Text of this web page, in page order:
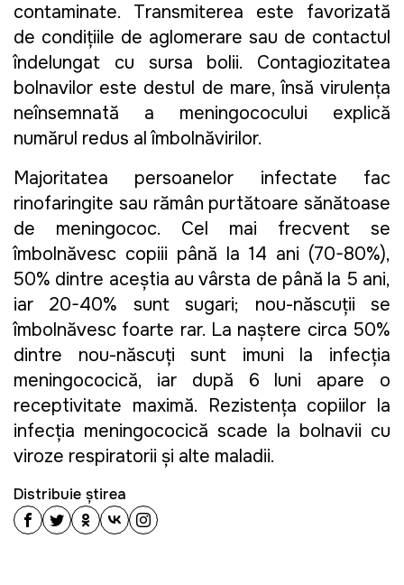
contaminate. Transmiterea este favorizată
de condiţiile de aglomerare sau de contactul
îndelungat cu sursa bolii. Contagiozitatea
bolnavilor este destul de mare, însă virulența
neînsemnată a meningococului explică
numărul redus al îmbolnăvirilor.
Majoritatea persoanelor infectate fac
rinofaringite sau rămân purtătoare sănătoase
de meningococ. Cel mai frecvent se
îmbolnăvesc copiii până la 14 ani (70-80%),
50% dintre aceștia au vârsta de până la 5 ani,
iar 20-40% sunt sugari; nou-născuţii se
îmbolnăvesc foarte rar. La naştere circa 50%
dintre nou-născuți sunt imuni la infecția
meningococică, iar după 6 luni apare o
receptivitate maximă. Rezistenţa copiilor la
infecția meningococică scade la bolnavii cu
viroze respiratorii şi alte maladii.
Distribuie știrea